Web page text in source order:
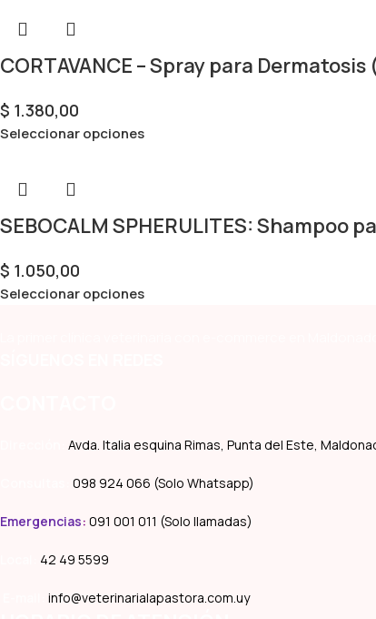
CORTAVANCE – Spray para
$ 1.380,00
Seleccionar opciones
SEBOCALM SPHERULITES: Shampoo
$ 1.050,00
Seleccionar opciones
Avda. Italia esquina Rimas, Punta del Este,
098 924 066 (Solo Whatsapp)
Emergencias: 091 001 011 (Solo llamadas)
42 49 5599
info@veterinarialapastora.com.uy